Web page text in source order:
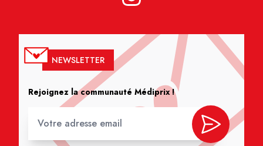
NEWSLETTER
Rejoignez la communauté Médiprix !